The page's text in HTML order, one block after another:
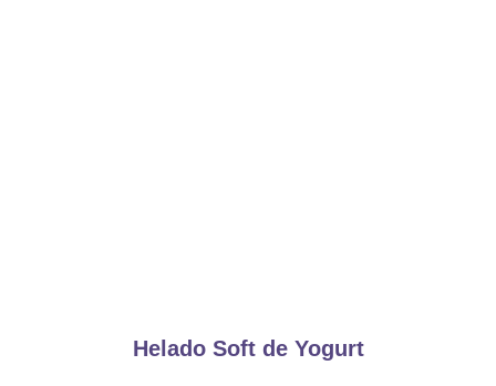
Helado Soft de Yogurt